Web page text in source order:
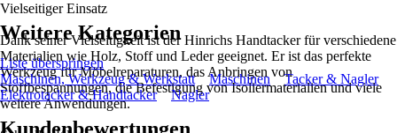
Vielseitiger Einsatz
Dank seiner Vielseitigkeit ist der Hinrichs Handtacker für verschiedene
Materialien wie Holz, Stoff und Leder geeignet. Er ist das perfekte
Werkzeug für Möbelreparaturen, das Anbringen von
Stoffbespannungen, die Befestigung von Isoliermaterialien und viele
weitere Anwendungen.
Weitere Kategorien
Liste überspringen
Maschinen, Werkzeug & Werkstatt
Maschinen
Tacker & Nagler
Elektrotacker & Handtacker
Nagler